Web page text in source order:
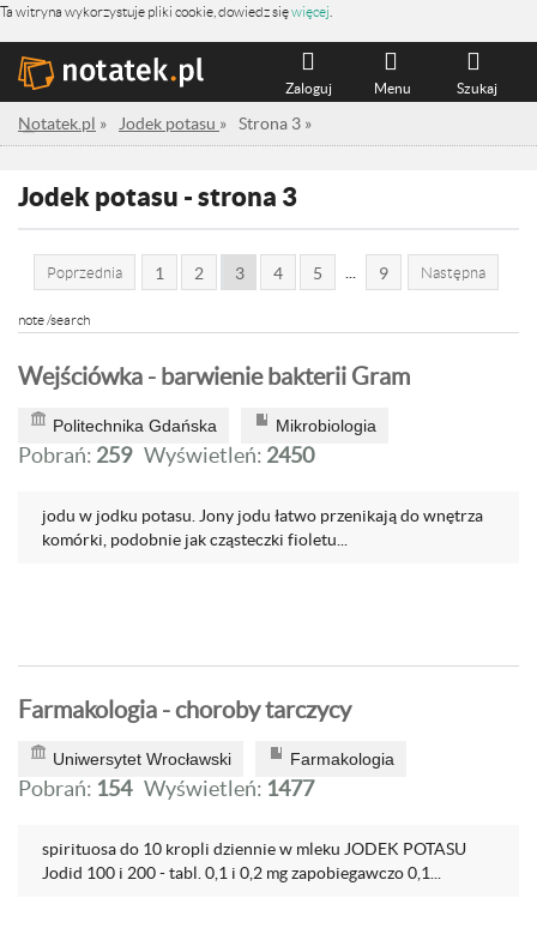
Ta witryna wykorzystuje pliki cookie, dowiedz sięwięcej
Szukaj
Menu
Zaloguj
Notatek.pl » Jodek potasu » Strona 3 »
Jodek potasu - strona 3
Poprzednia 1 2 3 4 5 9 Następna
note /search
Wejściówka - barwienie bakterii Gram
Politechnika Gdańska Mikrobiologia
Pobrań: 259 Wyświetleń: 2450
jodu w jodku potasu. Jony jodu łatwo przenikają do wnętrza
komórki, podobnie jak cząsteczki fioletu...
Farmakologia - choroby tarczycy
Uniwersytet Wrocławski Farmakologia
Pobrań: 154 Wyświetleń: 1477
spirituosa do 10 kropli dziennie w mleku JODEK POTASU
Jodid 100 i 200 - tabl. 0,1 i 0,2 mg zapobiegawczo 0,1...